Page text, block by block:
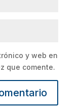
y web en
que comente.